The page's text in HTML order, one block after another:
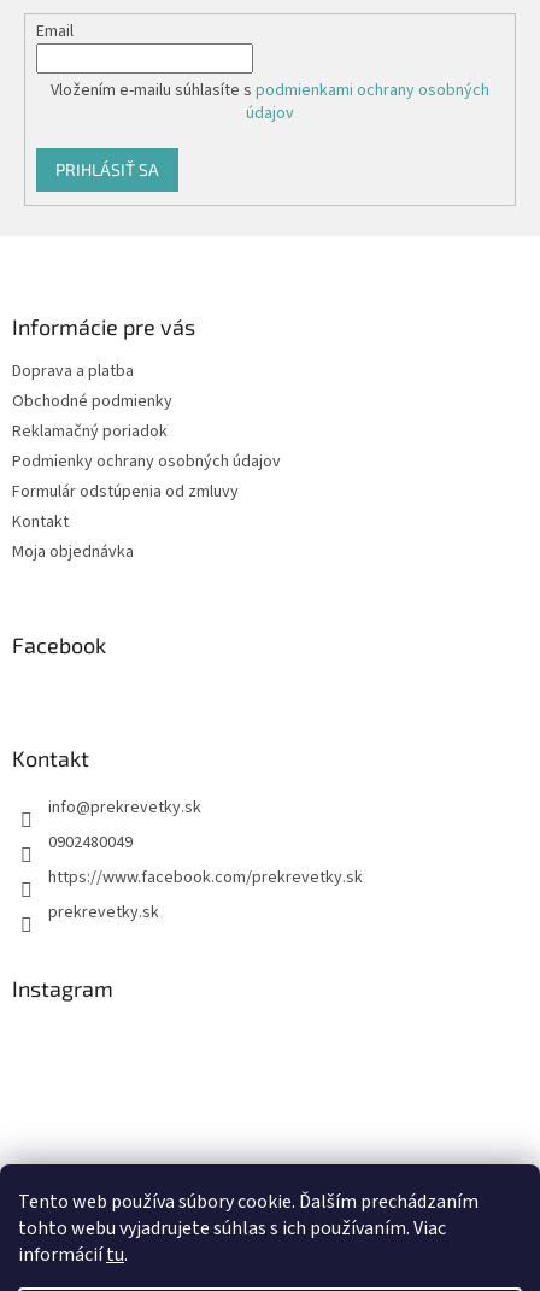
Tento web používa súbory cookie. Ďalším prechádzaním
tohto webu vyjadrujete súhlas s ich používaním. Viac
informáciítu.
Email
Vložením e-mailu súhlasíte s podmienkami ochrany osobných
údajov
PRIHLÁSIŤ SA
Informácie pre vás
Doprava a platba
Obchodné podmienky
Reklamačný poriadok
Podmienky ochrany osobných údajov
Formulár odstúpenia od zmluvy
Kontakt
Moja objednávka
Facebook
Kontakt
info@prekrevetky.sk
0902480049
https://www.facebook.com/prekrevetky.sk
prekrevetky.sk
Instagram
Sledovať na Instagrame